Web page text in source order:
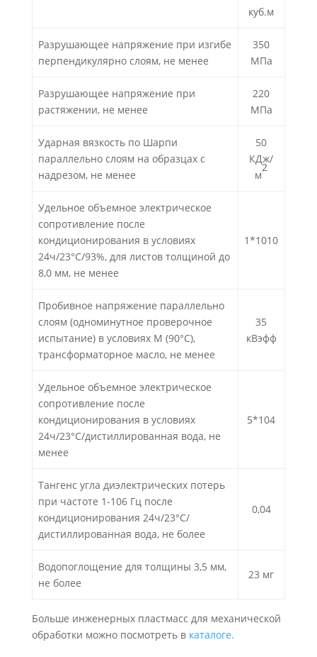
куб.м
Разрушающее напряжение при изгибе
перпендикулярно слоям, не менее
350
МПа
Разрушающее напряжение при
растяжении, не менее
220
МПа
Ударная вязкость по Шарпи
параллельно слоям на образцах с
надрезом, не менее
50
КДж/
м
2
Удельное объемное электрическое
сопротивление после
кондиционирования в условиях
24ч/23°С/93%, для листов толщиной до
8,0 мм, не менее
1*1010
Пробивное напряжение параллельно
слоям (одноминутное проверочное
испытание) в условиях М (90°С),
трансформаторное масло, не менее
35
кВэфф
Удельное объемное электрическое
сопротивление после
кондиционирования в условиях
24ч/23°С/дистиллированная вода, не
менее
5*104
Тангенс угла диэлектрических потерь
при частоте 1-106 Гц после
кондиционирования 24ч/23°С/
дистиллированная вода, не более
0,04
Водопоглощение для толщины 3,5 мм,
не более
23 мг
Больше инженерных пластмасс для механической
обработки можно посмотреть в каталоге.